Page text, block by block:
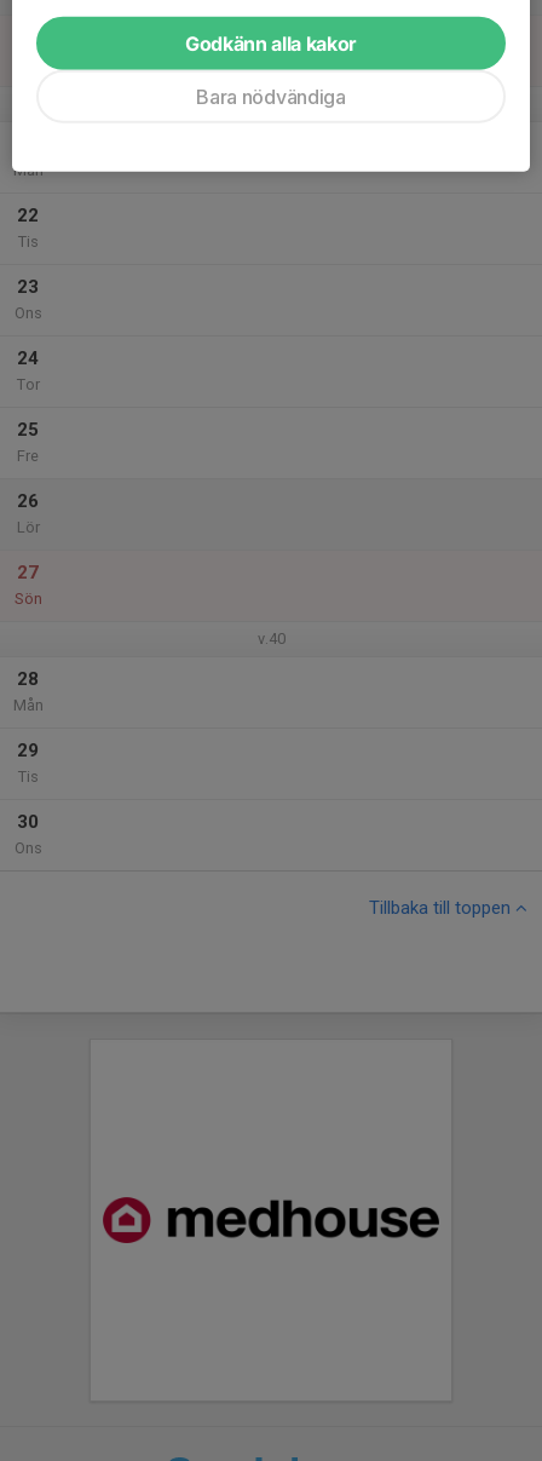
20
Sön
v.39
Mån
22
Tis
23
Ons
24
Tor
25
Fre
26
Lör
27
Sön
v.40
28
Mån
29
Tis
30
Ons
Tillbaka till toppen
Godkänn alla kakor
Bara nödvändiga